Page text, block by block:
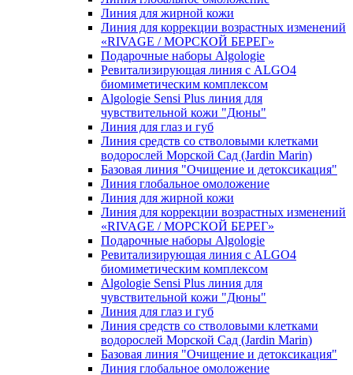
Линия для жирной кожи
Линия для коррекции возрастных изменений
«RIVAGE / МОРСКОЙ БЕРЕГ»
Подарочные наборы Algologie
Ревитализирующая линия с ALGO4
биомиметическим комплексом
Algologie Sensi Plus линия для
чувcтвительной кожи "Дюны"
Линия для глаз и губ
Линия средств со стволовыми клетками
водорослей Морской Сад (Jardin Marin)
Базовая линия "Очищение и детоксикация"
Линия глобальное омоложение
Линия для жирной кожи
Линия для коррекции возрастных изменений
«RIVAGE / МОРСКОЙ БЕРЕГ»
Подарочные наборы Algologie
Ревитализирующая линия с ALGO4
биомиметическим комплексом
Algologie Sensi Plus линия для
чувcтвительной кожи "Дюны"
Линия для глаз и губ
Линия средств со стволовыми клетками
водорослей Морской Сад (Jardin Marin)
Базовая линия "Очищение и детоксикация"
Линия глобальное омоложение